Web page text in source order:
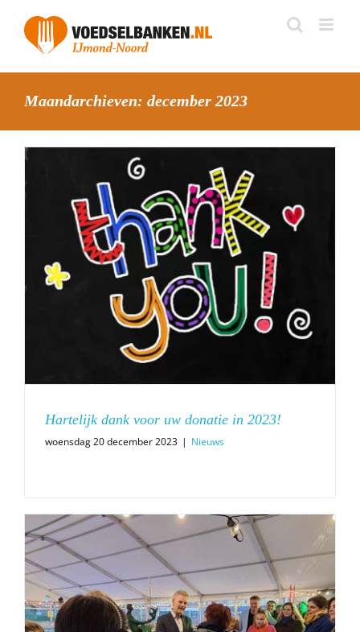
content
Maandarchieven: december 2023
Hartelijk dank voor uw donatie in 2023!
woensdag 20 december 2023 | Nieuws